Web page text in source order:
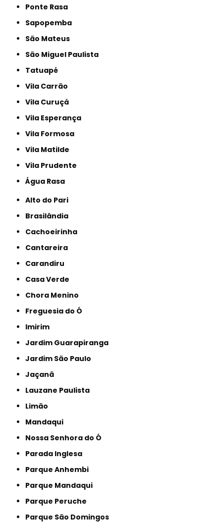
Ponte Rasa
Sapopemba
São Mateus
São Miguel Paulista
Tatuapé
Vila Carrão
Vila Curuçá
Vila Esperança
Vila Formosa
Vila Matilde
Vila Prudente
Água Rasa
Alto do Pari
Brasilândia
Cachoeirinha
Cantareira
Carandiru
Casa Verde
Chora Menino
Freguesia do Ó
Imirim
Jardim Guarapiranga
Jardim São Paulo
Jaçanã
Lauzane Paulista
Limão
Mandaqui
Nossa Senhora do Ó
Parada Inglesa
Parque Anhembi
Parque Mandaqui
Parque Peruche
Parque São Domingos